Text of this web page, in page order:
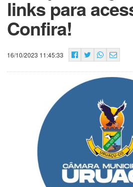
links para
Confira!
16/10/2023 11:45:33